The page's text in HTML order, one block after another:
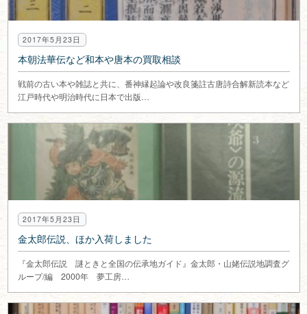
2017年5月23日
本朝法華伝など和本や唐本の買取相談
戦前の古い本や雑誌と共に、番神縁起論や改良箋註古唐詩合解新読本など
江戸時代や明治時代に日本で出版…
2017年5月23日
金太郎伝説、ほか入荷しました
『金太郎伝説 謎ときと全国の伝承地ガイド』金太郎・山姥伝説地調査グ
ループ/編 2000年 夢工房…